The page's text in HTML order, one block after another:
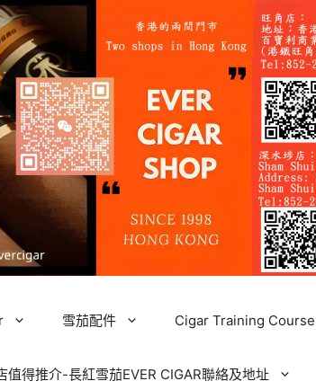
雪茄配件 Cigar Training
值得推介-長紅雪茄EVER CIGAR聯絡及地址